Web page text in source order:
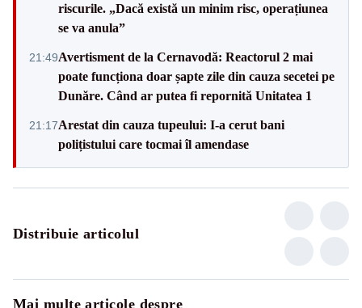
riscurile. „Dacă există un minim risc, operațiunea
se va anula”
21:49Avertisment de la Cernavodă: Reactorul 2 mai
poate funcționa doar șapte zile din cauza secetei pe
Dunăre. Când ar putea fi repornită Unitatea 1
21:17Arestat din cauza tupeului: I-a cerut bani
polițistului care tocmai îl amendase
Distribuie articolul
Mai multe articole despre